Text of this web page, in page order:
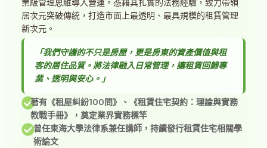
居次元突破傳統，打造市面上最透明、最具規模的租賃管理
新次元。
「我們守護的不只是房屋，更是房東的資產價值與租
客的居住品質。將法律融入日常管理，讓租賃回歸專
業、透明與安心。」
著有《租屋糾紛100問》、《租賃住宅契約：理論與實務
教戰手冊》，奠定業界實務標竿
曾任東海大學法律系兼任講師，持續發行租賃住宅相關學
術論文